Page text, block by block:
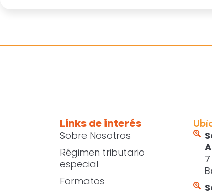
Links de interés
Sobre Nosotros
Régimen tributario
especial
Formatos